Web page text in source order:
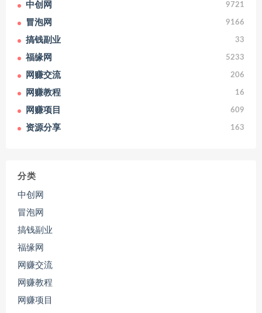
中创网 9721
冒泡网 9166
搞钱副业 33
福缘网 5233
网赚交流 206
网赚教程 16
网赚项目 609
资源分享 163
分类
中创网
冒泡网
搞钱副业
福缘网
网赚交流
网赚教程
网赚项目